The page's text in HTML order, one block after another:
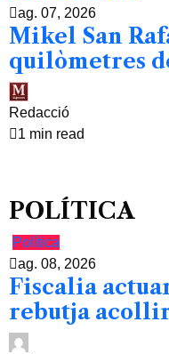
ag. 07, 2026
Mikel San
quilòmetres
Redacció
1 min read
POLÍTICA
Política
ag. 08, 2026
Fiscalia
rebutja